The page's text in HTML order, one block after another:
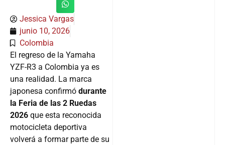
Jessica Vargas
junio 10, 2026
Colombia
El regreso de la Yamaha
YZF-R3 a Colombia ya es
una realidad. La marca
japonesa confirmó durante
la Feria de las 2 Ruedas
2026 que esta reconocida
motocicleta deportiva
volverá a formar parte de su